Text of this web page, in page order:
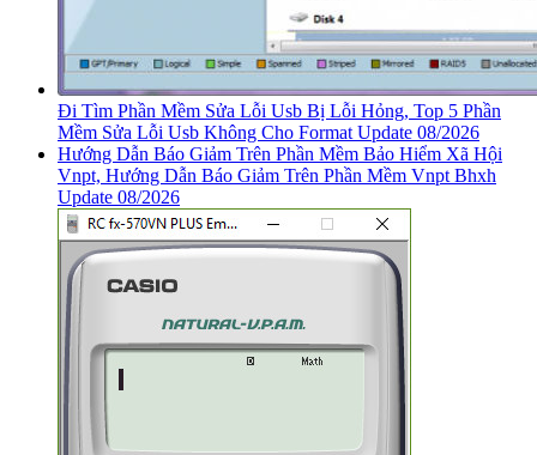
Đi Tìm Phần Mềm Sửa Lỗi Usb Bị Lỗi Hỏng, Top 5 Phần
Mềm Sửa Lỗi Usb Không Cho Format Update 08/2026
Hướng Dẫn Báo Giảm Trên Phần Mềm Bảo Hiểm Xã Hội
Vnpt, Hướng Dẫn Báo Giảm Trên Phần Mềm Vnpt Bhxh
Update 08/2026